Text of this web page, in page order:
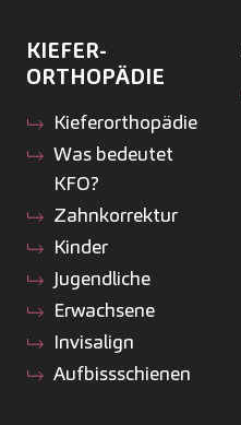
KIEFER­
ORTHOPÄDIE
Kiefer­orthopädie
Was bedeutet
KFO?
Zahnkorrektur
Kinder
Jugendliche
Erwachsene
Invisalign
Aufbissschienen